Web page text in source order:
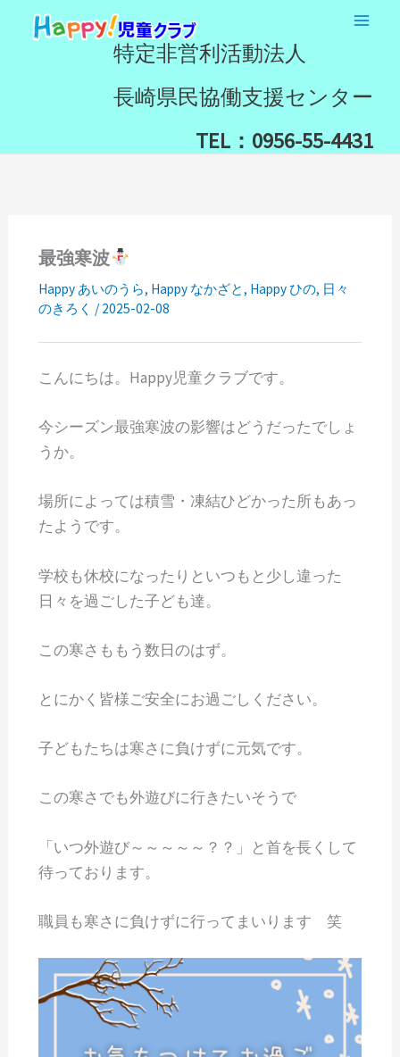
特定非営利活動法人
長崎県民協働支援センター
TEL：0956-55-4431
最強寒波
Happy あいのうら, Happy なかざと, Happy ひの, 日々
のきろく / 2025-02-08
こんにちは。Happy児童クラブです。
今シーズン最強寒波の影響はどうだったでしょ
うか。
場所によっては積雪・凍結ひどかった所もあっ
たようです。
学校も休校になったりといつもと少し違った
日々を過ごした子ども達。
この寒さももう数日のはず。
とにかく皆様ご安全にお過ごしください。
子どもたちは寒さに負けずに元気です。
この寒さでも外遊びに行きたいそうで
「いつ外遊び～～～～～？？」と首を長くして
待っております。
職員も寒さに負けずに行ってまいります 笑
検
索